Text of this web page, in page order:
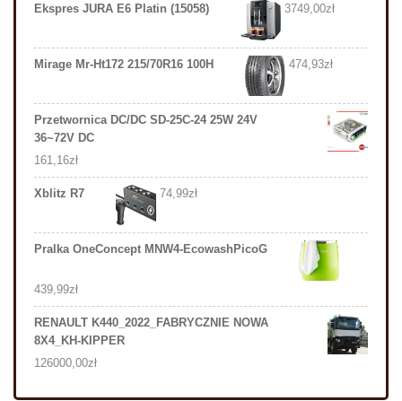
Ekspres JURA E6 Platin (15058) 3749,00zł
Mirage Mr-Ht172 215/70R16 100H 474,93zł
Przetwornica DC/DC SD-25C-24 25W 24V
36~72V DC
161,16zł
Xblitz R7 74,99zł
Pralka OneConcept MNW4-EcowashPicoG
439,99zł
RENAULT K440_2022_FABRYCZNIE NOWA
8X4_KH-KIPPER
126000,00zł